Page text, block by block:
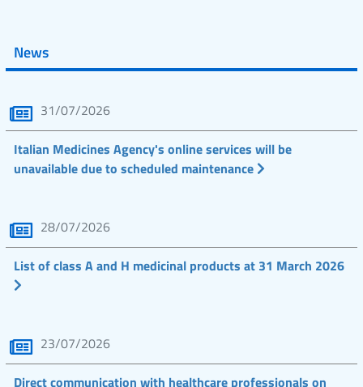
News
31/07/2026
Italian Medicines Agency's online services will be
unavailable due to scheduled maintenance
28/07/2026
List of class A and H medicinal products at 31 March 2026
23/07/2026
Direct communication with healthcare professionals on